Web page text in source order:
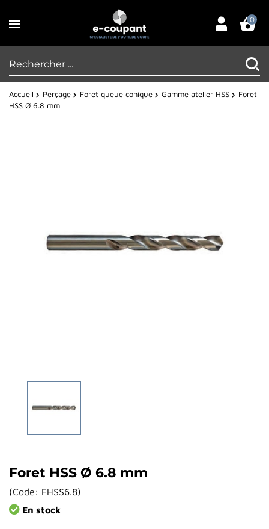
0
Accueil Perçage Foret queue conique Gamme atelier HSS
Foret
HSS Ø 6.8 mm
Foret HSS Ø 6.8 mm
(Code: FHSS6.8)
En stock